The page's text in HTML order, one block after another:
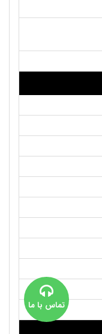
تماس با ما